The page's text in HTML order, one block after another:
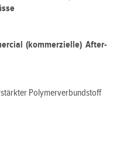
(kommerzielle) After-
Polymerverbundstoff